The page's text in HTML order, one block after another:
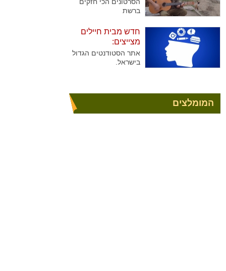
ברשת
חדש מבית חיילים
מצייצים:
אתר הסטודנטים הגדול
בישראל.
המומלצים